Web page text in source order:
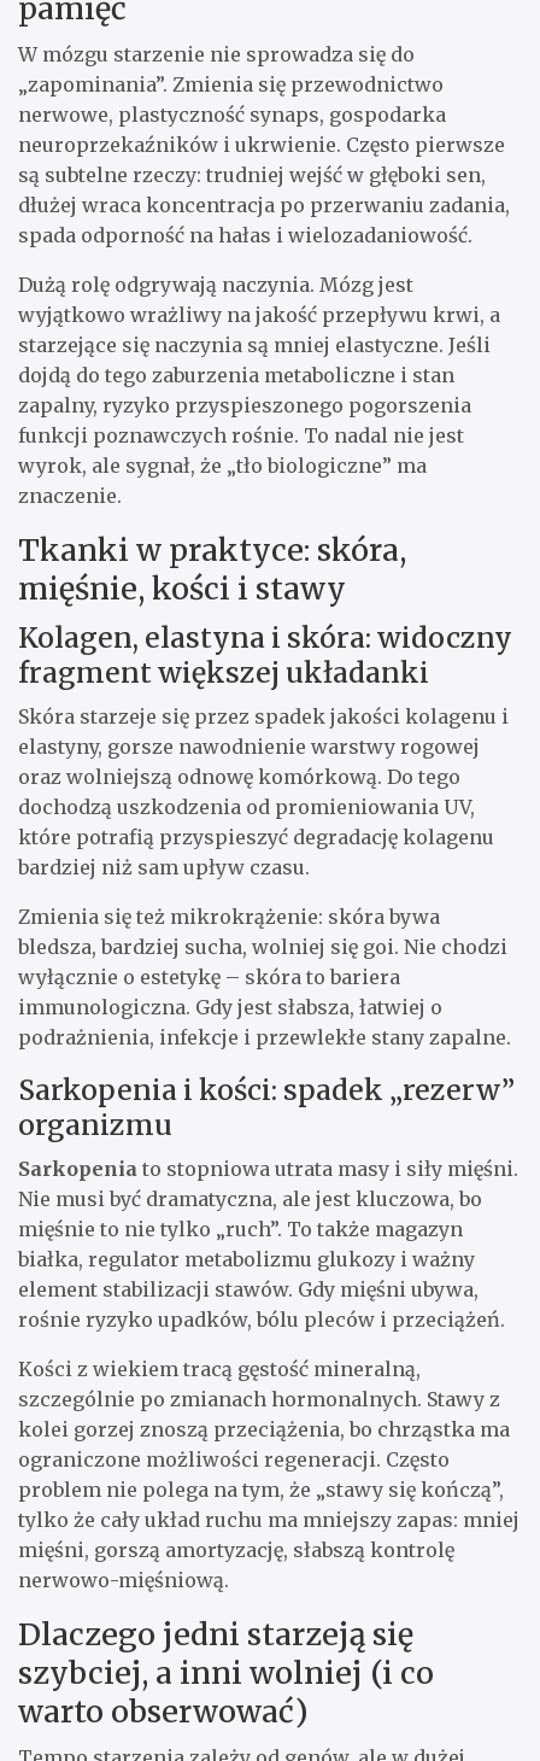
pamięć
W mózgu starzenie nie sprowadza się do
„zapominania”. Zmienia się przewodnictwo
nerwowe, plastyczność synaps, gospodarka
neuroprzekaźników i ukrwienie. Często pierwsze
są subtelne rzeczy: trudniej wejść w głęboki sen,
dłużej wraca koncentracja po przerwaniu zadania,
spada odporność na hałas i wielozadaniowość.
Dużą rolę odgrywają naczynia. Mózg jest
wyjątkowo wrażliwy na jakość przepływu krwi, a
starzejące się naczynia są mniej elastyczne. Jeśli
dojdą do tego zaburzenia metaboliczne i stan
zapalny, ryzyko przyspieszonego pogorszenia
funkcji poznawczych rośnie. To nadal nie jest
wyrok, ale sygnał, że „tło biologiczne” ma
znaczenie.
Tkanki w praktyce: skóra,
mięśnie, kości i stawy
Kolagen, elastyna i skóra: widoczny
fragment większej układanki
Skóra starzeje się przez spadek jakości kolagenu i
elastyny, gorsze nawodnienie warstwy rogowej
oraz wolniejszą odnowę komórkową. Do tego
dochodzą uszkodzenia od promieniowania UV,
które potrafią przyspieszyć degradację kolagenu
bardziej niż sam upływ czasu.
Zmienia się też mikrokrążenie: skóra bywa
bledsza, bardziej sucha, wolniej się goi. Nie chodzi
wyłącznie o estetykę – skóra to bariera
immunologiczna. Gdy jest słabsza, łatwiej o
podrażnienia, infekcje i przewlekłe stany zapalne.
Sarkopenia i kości: spadek „rezerw”
organizmu
Sarkopenia to stopniowa utrata masy i siły mięśni.
Nie musi być dramatyczna, ale jest kluczowa, bo
mięśnie to nie tylko „ruch”. To także magazyn
białka, regulator metabolizmu glukozy i ważny
element stabilizacji stawów. Gdy mięśni ubywa,
rośnie ryzyko upadków, bólu pleców i przeciążeń.
Kości z wiekiem tracą gęstość mineralną,
szczególnie po zmianach hormonalnych. Stawy z
kolei gorzej znoszą przeciążenia, bo chrząstka ma
ograniczone możliwości regeneracji. Często
problem nie polega na tym, że „stawy się kończą”,
tylko że cały układ ruchu ma mniejszy zapas: mniej
mięśni, gorszą amortyzację, słabszą kontrolę
nerwowo-mięśniową.
Dlaczego jedni starzeją się
szybciej, a inni wolniej (i co
warto obserwować)